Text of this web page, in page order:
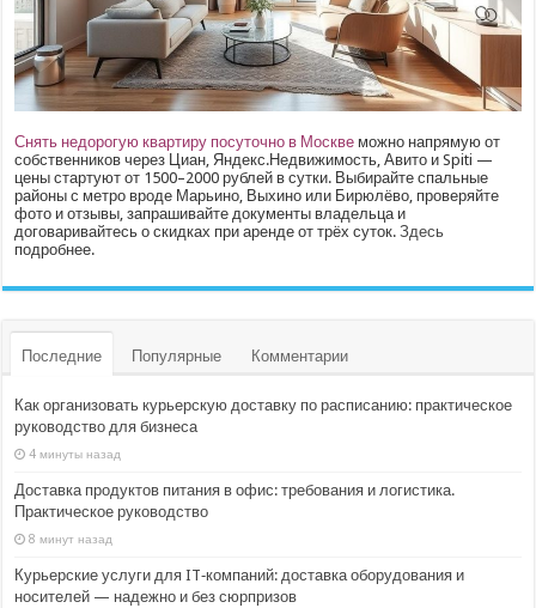
Снять недорогую квартиру посуточно в Москве можно напрямую от
собственников через Циан, Яндекс.Недвижимость, Авито и Spiti —
цены стартуют от 1500–2000 рублей в сутки. Выбирайте спальные
районы с метро вроде Марьино, Выхино или Бирюлёво, проверяйте
фото и отзывы, запрашивайте документы владельца и
договаривайтесь о скидках при аренде от трёх суток.Здесь
подробнее.
Последние Популярные Комментарии
Как организовать курьерскую доставку по расписанию: практическое
руководство для бизнеса
4 минуты назад
Доставка продуктов питания в офис: требования и логистика.
Практическое руководство
8 минут назад
Курьерские услуги для IT‑компаний: доставка оборудования и
носителей — надежно и без сюрпризов